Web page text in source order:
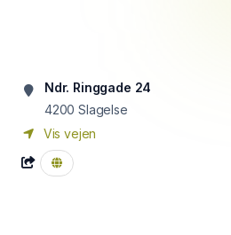
Ndr. Ringgade 24
4200 Slagelse
Vis vejen